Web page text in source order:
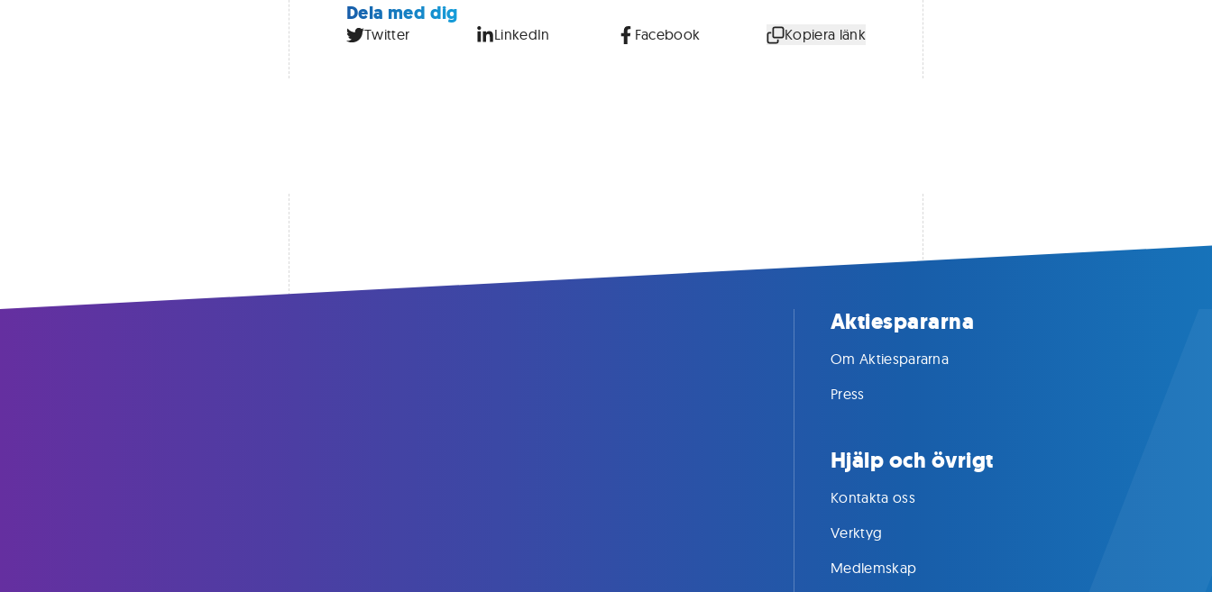
Dela med dig
Twitter LinkedIn Facebook Kopiera länk
Aktiespararna
Om Aktiespararna
Press
Hjälp och övrigt
Kontakta oss
Verktyg
Medlemskap